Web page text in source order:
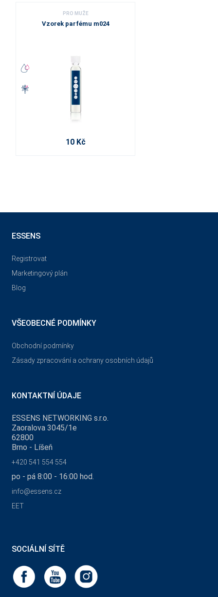
PRO MUŽE
Vzorek parfému m024
10 Kč
ESSENS
Registrovat
Marketingový plán
Blog
VŠEOBECNÉ PODMÍNKY
Obchodní podmínky
Zásady zpracování a ochrany osobních údajů
KONTAKTNÍ ÚDAJE
ESSENS NETWORKING s.r.o.
Zaoralova 3045/1e
62800
Brno - Líšeň
+420 541 554 554
po - pá 8:00 - 16:00 hod.
info@essens.cz
EET
SOCIÁLNÍ SÍTĚ